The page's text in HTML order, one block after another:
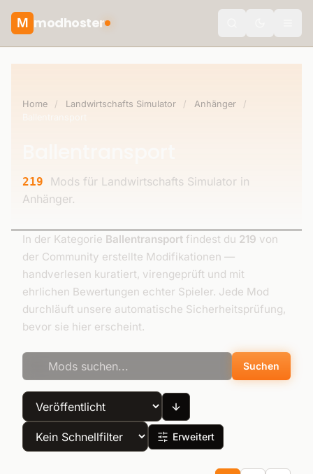
M modhoster
Home / Landwirtschafts Simulator / Anhänger
/
219
Mods für Landwirtschafts Simulator in
Anhänger.
In der Kategorie Ballentransport findest du 219 von
der Community erstellte Modifikationen —
handverlesen kuratiert, virengeprüft und mit
ehrlichen Bewertungen echter Spieler. Jede Mod
durchläuft unsere automatische Sicherheitsprüfung,
bevor sie hier erscheint.
Suchen
Erweitert